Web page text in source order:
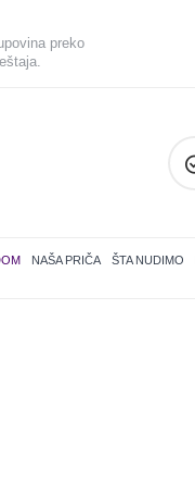
preko
NAŠA PRIČA ŠTA NUDIMO